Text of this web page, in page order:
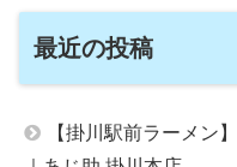
最近の投稿
【掛川駅前ラーメン